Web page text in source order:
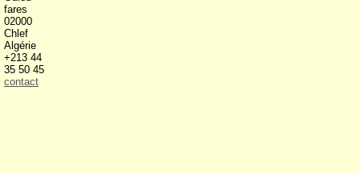
fares
02000
Chlef
Algérie
+213 44
35 50 45
contact